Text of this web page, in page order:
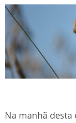
Na manhã desta